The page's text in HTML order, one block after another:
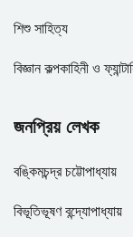
শিশু সাহিত্য
বিজ্ঞান কল্পকাহিনী ও
জনপ্রিয় লেখক
বঙ্কিমচন্দ্র চট্টোপাধ্যায়
বিভূতিভূষণ বন্দ্যোপাধ্যায়